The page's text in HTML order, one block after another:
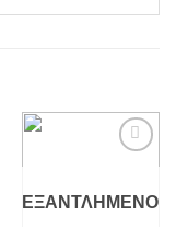
ΕΞΑΝΤΛΗΜΈΝΟ